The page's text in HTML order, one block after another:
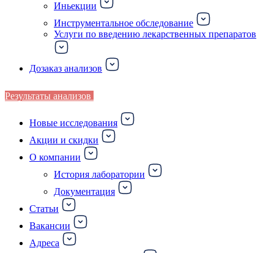
Иньекции
Инструментальное обследование
Услуги по введению лекарственных препаратов
Дозаказ анализов
Результаты анализов
Новые исследования
Акции и скидки
О компании
История лаборатории
Документация
Статьи
Вакансии
Адреса